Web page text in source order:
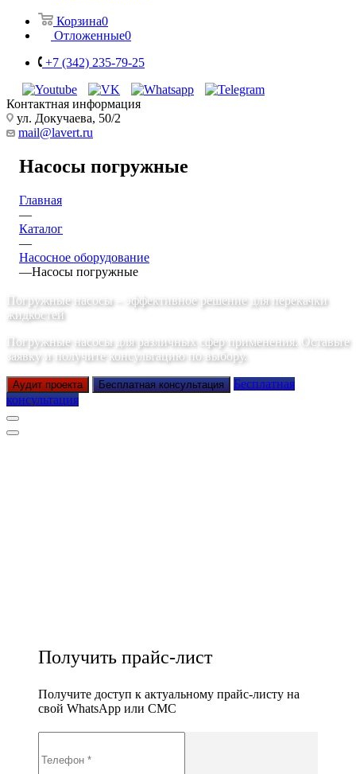
Корзина0
Отложенные0
+7 (342) 235-79-25
Контактная информация
ул. Докучаева, 50/2
mail@lavert.ru
Насосы погружные
Главная
—
Каталог
—
Насосное оборудование
—Насосы погружные
Погружные насосы – эффективное решение для перекачки
жидкостей
Погружные насосы для различных сфер применения. Оставьте
заявку и получите консультацию по выбору.
Аудит проекта Бесплатная консультация
Бесплатная
консультация
Получить прайс-лист
Получите доступ к актуальному прайс-листу на
свой WhatsApp или СМС